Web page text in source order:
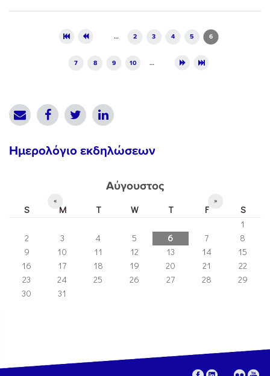
… 2 3 4 5 6
7 8 9 10 …
Ημερολόγιο εκδηλώσεων
Αύγουστος
« »
S M T W T F
S
1
2
3 4 5 6 7
8
9
10 11 12 13 14
15
16
17 18 19 20 21
22
23
24 25 26 27 28
29
30
31